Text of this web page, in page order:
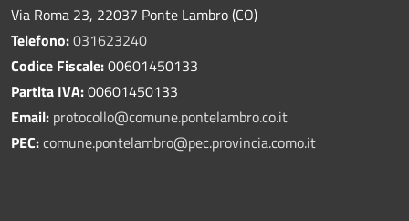
Via Roma 23, 22037 Ponte Lambro (CO)
Telefono:031623240
Codice Fiscale:00601450133
Partita IVA:00601450133
Email: protocollo@comune.pontelambro.co.it
PEC:comune.pontelambro@pec.provincia.como.it